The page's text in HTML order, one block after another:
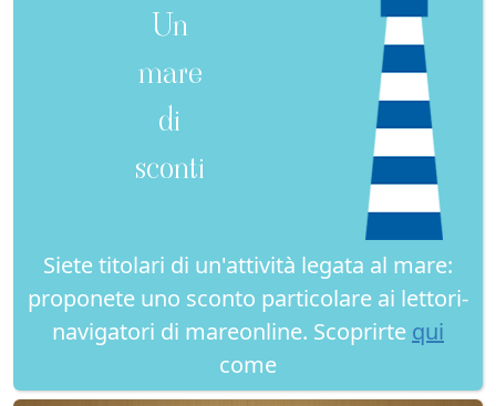
Un
mare
di
sconti
Siete titolari di un'attività legata al mare:
proponete uno sconto particolare ai lettori-
navigatori di mareonline. Scoprirte qui
come